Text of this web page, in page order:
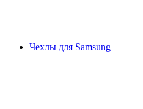
Чехлы для Samsung